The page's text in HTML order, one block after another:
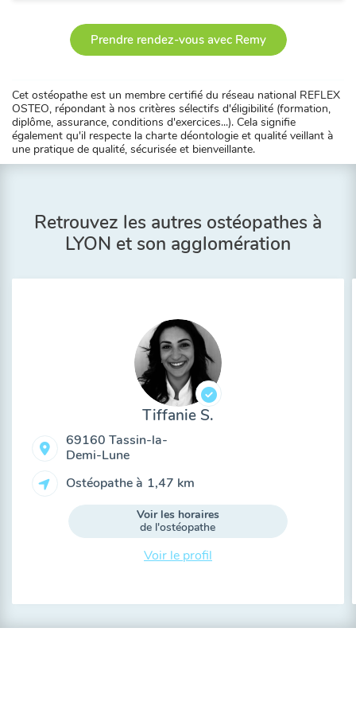
Prendre rendez-vous avec Remy
Cet ostéopathe est un membre certifié du réseau national REFLEX
OSTEO, répondant à nos critères sélectifs d'éligibilité (formation,
diplôme, assurance, conditions d'exercices...). Cela signifie
également qu'il respecte la charte déontologie et qualité veillant à
une pratique de qualité, sécurisée et bienveillante.
Retrouvez les autres ostéopathes à
LYON et son agglomération
Tiffanie S.
69160 Tassin-la-
Demi-Lune
Ostéopathe à 1,47 km
Voir les horaires
de l'ostéopathe
Voir le profil